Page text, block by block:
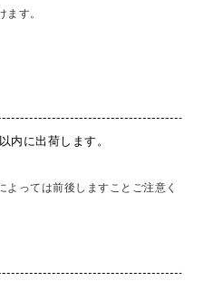
ます。
内に出荷します。
よっては前後しますことご注意く